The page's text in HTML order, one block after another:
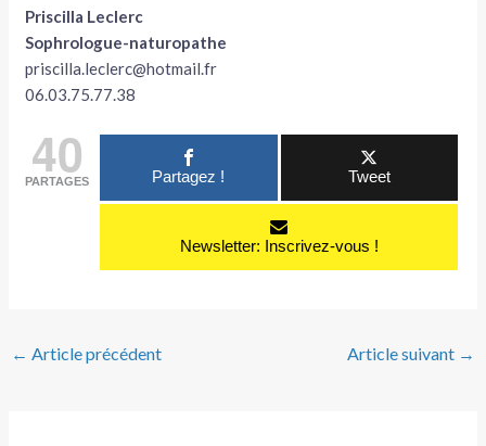
Priscilla Leclerc
Sophrologue-naturopathe
priscilla.leclerc@hotmail.fr
06.03.75.77.38
40
PARTAGES Partagez ! Tweet
Newsletter: Inscrivez-vous !
← Article précédent Article suivant →